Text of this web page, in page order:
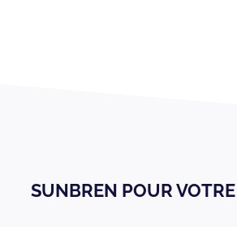
SUNBREN POUR